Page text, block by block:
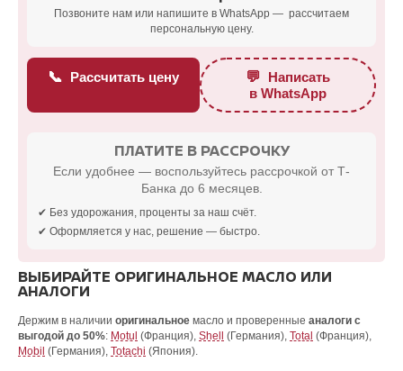
Позвоните нам или напишите в WhatsApp — рассчитаем
персональную цену.
📞 Рассчитать цену 💬 Написать
в WhatsApp
ПЛАТИТЕ В РАССРОЧКУ
Если удобнее — воспользуйтесь рассрочкой от Т-
Банка до 6 месяцев.
✔ Без удорожания, проценты за наш счёт.
✔ Оформляется у нас, решение — быстро.
ВЫБИРАЙТЕ ОРИГИНАЛЬНОЕ МАСЛО ИЛИ
АНАЛОГИ
Держим в наличии оригинальное масло и проверенные аналоги с
выгодой до 50%: Motul (Франция), Shell (Германия), Total (Франция),
Mobil (Германия), Totachi (Япония).